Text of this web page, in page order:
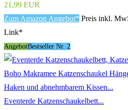
21,99 EUR
Zum Amazon Angebot* Preis inkl.
Link*
AngebotBestseller Nr. 2
Eventerde Katzenschaukelbett...